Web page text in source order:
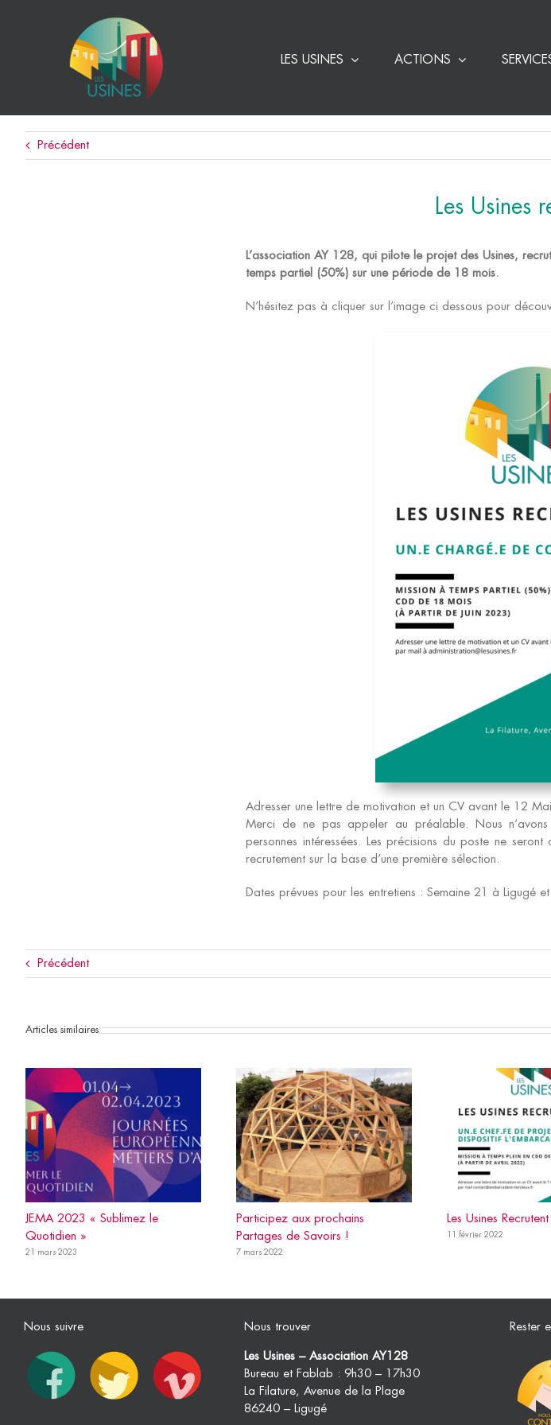
LES USINES ACTIONS
Précédent
Les Usines
L’association AY 128, qui pilote le projet des Usines,
temps partiel (50%) sur une période de 18 mois.
N’hésitez pas à cliquer sur l’image ci dessous pour
Adresser une lettre de motivation et un CV avant le 12
Merci de ne pas appeler au préalable. Nous
personnes intéressées. Les précisions du poste ne
recrutement sur la base d’une première sélection.
Dates prévues pour les entretiens : Semaine 21 à Ligugé
Précédent
Articles similaires
JEMA 2023 « Sublimez le
Quotidien »
21 mars 2023
Participez aux prochains
Partages de Savoirs !
7 mars 2022
Les Usines Recrutent
11 février 2022
Nous suivre Nous trouver
Les Usines – Association AY128
Bureau et Fablab : 9h30 – 17h30
La Filature, Avenue de la Plage
86240 – Ligugé
Rester